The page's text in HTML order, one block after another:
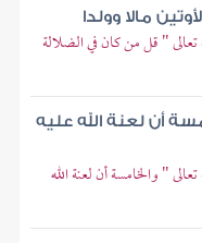
مالا وولدا
" قل من كان في الضلالة
أن لعنة الله عليه
" والخامسة أن لعنة الله